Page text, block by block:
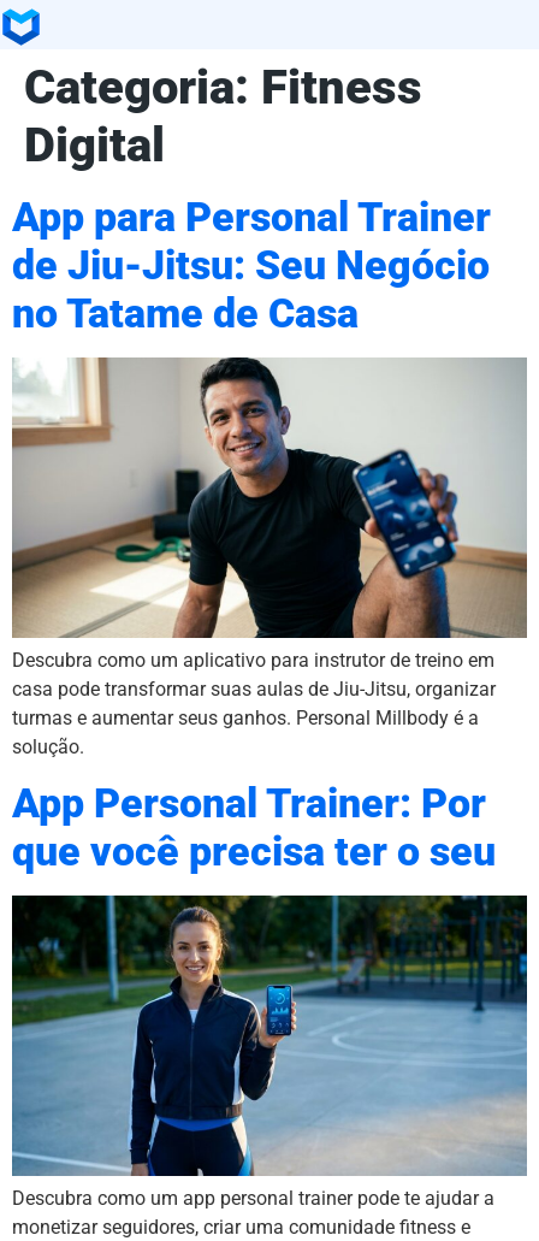
Categoria: Fitness
Digital
App para Personal Trainer
de Jiu-Jitsu: Seu Negócio
no Tatame de Casa
Descubra como um aplicativo para instrutor de treino em
casa pode transformar suas aulas de Jiu-Jitsu, organizar
turmas e aumentar seus ganhos. Personal Millbody é a
solução.
App Personal Trainer: Por
que você precisa ter o seu
Descubra como um app personal trainer pode te ajudar a
monetizar seguidores, criar uma comunidade fitness e